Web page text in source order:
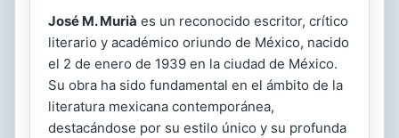
José M. Murià es un reconocido escritor, crítico
literario y académico oriundo de México, nacido
el 2 de enero de 1939 en la ciudad de México.
Su obra ha sido fundamental en el ámbito de la
literatura mexicana contemporánea,
destacándose por su estilo único y su profunda